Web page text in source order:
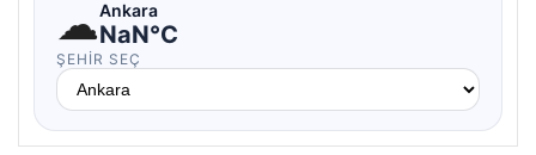
☁Ankara
NaN°C
ŞEHIR SEÇ